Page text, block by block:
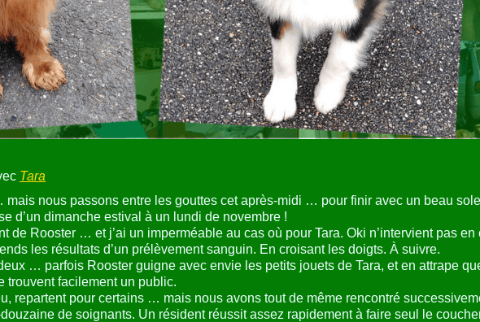
Tara
nous passons entre les gouttes cet après-midi … pour finir avec un beau
d’un dimanche estival à un lundi de novembre !
de Rooster … et j’ai un imperméable au cas où pour Tara. Oki n’intervient pas en
les résultats d’un prélèvement sanguin. En croisant les doigts. À suivre.
… parfois Rooster guigne avec envie les petits jouets de Tara, et en attrape
trouvent facilement un public.
repartent pour certains … mais nous avons tout de même rencontré
de soignants. Un résident réussit assez rapidement à faire seul le